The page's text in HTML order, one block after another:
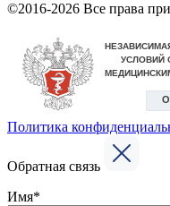
©2016-2026 Все права
Политика
Обратная связь
Имя*